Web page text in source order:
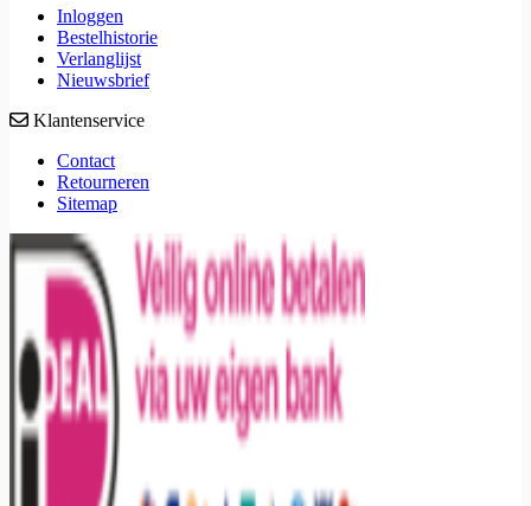
Inloggen
Bestelhistorie
Verlanglijst
Nieuwsbrief
Klantenservice
Contact
Retourneren
Sitemap